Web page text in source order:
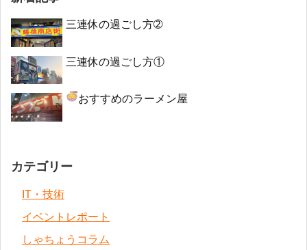
三連休の過ごし方➁
三連休の過ごし方①
おすすめのラーメン屋
カテゴリー
IT・技術
イベントレポート
しゃちょうコラム